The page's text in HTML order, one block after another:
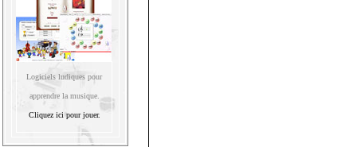
Logiciels ludiques pour
apprendre la musique.
Cliquez ici pour jouer.